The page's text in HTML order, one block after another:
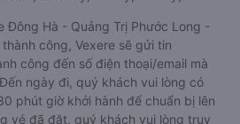
Đông Hà - Quảng Trị Phước Long -
công, Vexere sẽ gửi tin
công đến số điện thoại/email mà
ngày đi, quý khách vui lòng có
phút giờ khởi hành để chuẩn bị lên
vé đã đặt, quý khách vui lòng truy